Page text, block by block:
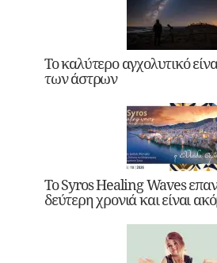
Το καλύτερο αγχολυτικό
των άστρων
Το Syros Healing Waves
δεύτερη χρονιά και είναι